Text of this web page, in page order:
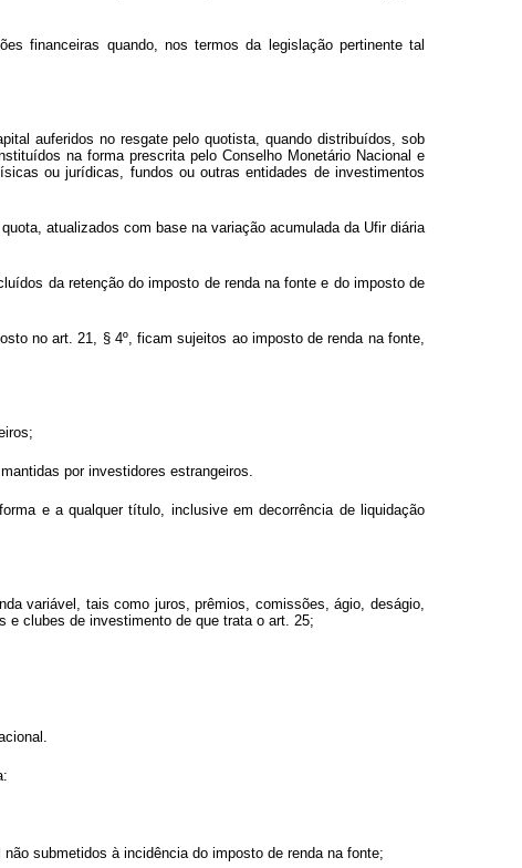
financeiras quando, nos termos da legislação pertinente tal
auferidos no resgate pelo quotista, quando distribuídos, sob
na forma prescrita pelo Conselho Monetário Nacional e
ou jurídicas, fundos ou outras entidades de investimentos
atualizados com base na variação acumulada da Ufir diária
da retenção do imposto de renda na fonte e do imposto de
no art. 21, § 4º, ficam sujeitos ao imposto de renda na fonte,
por investidores estrangeiros.
e a qualquer título, inclusive em decorrência de liquidação
variável, tais como juros, prêmios, comissões, ágio, deságio,
e clubes de investimento de que trata o art. 25;
submetidos à incidência do imposto de renda na fonte;